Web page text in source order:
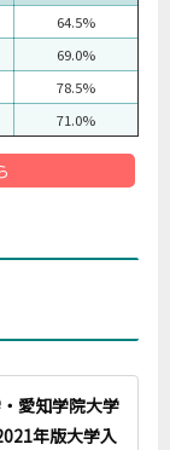
64.5%
69.0%
78.5%
71.0%
愛知学院大学
年版大学入